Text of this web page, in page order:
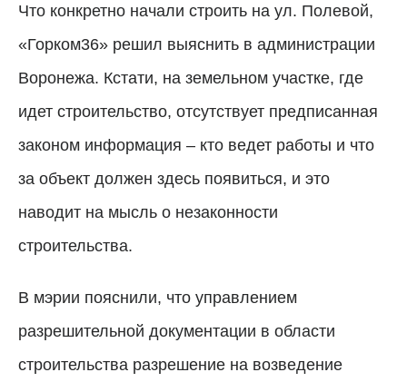
Что конкретно начали строить на ул. Полевой,
«Горком36» решил выяснить в администрации
Воронежа. Кстати, на земельном участке, где
идет строительство, отсутствует предписанная
законом информация – кто ведет работы и что
за объект должен здесь появиться, и это
наводит на мысль о незаконности
строительства.
В мэрии пояснили, что управлением
разрешительной документации в области
строительства разрешение на возведение